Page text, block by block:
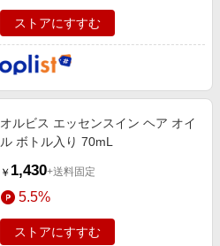
ストアにすすむ
オルビス エッセンスイン ヘア オイ
ル ボトル入り 70mL
￥ 1,430+送料固定
5.5%
ストアにすすむ